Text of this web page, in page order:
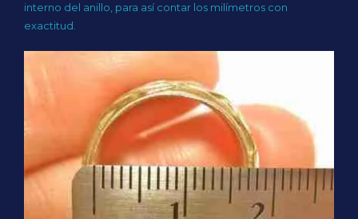
interno del anillo, para así contar los milímetros con
exactitud.